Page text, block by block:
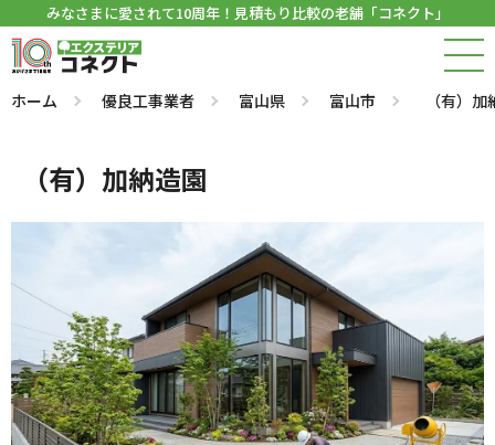
みなさまに愛されて10周年！見積もり比較の老舗「コネクト」
ホーム 優良工事業者 富山県 富山市 （有）
（有）加納造園